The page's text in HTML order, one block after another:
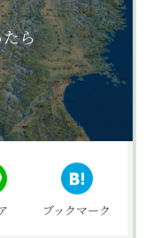
ら
ブックマーク